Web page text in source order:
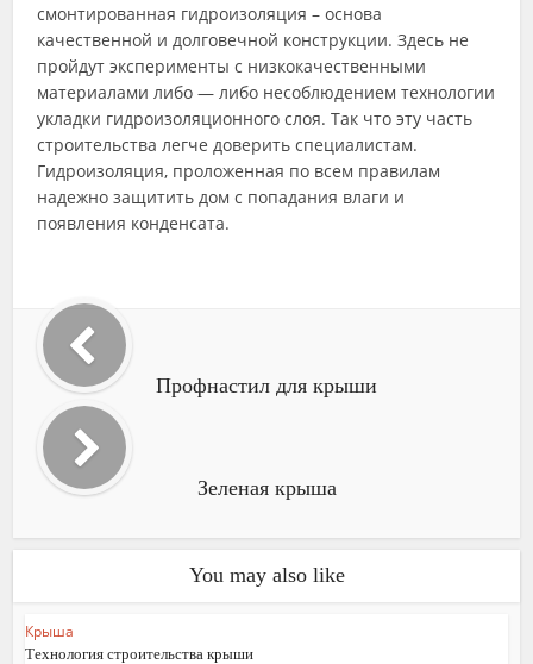
смонтированная гидроизоляция – основа
качественной и долговечной конструкции. Здесь не
пройдут эксперименты с низкокачественными
материалами либо — либо несоблюдением технологии
укладки гидроизоляционного слоя. Так что эту часть
строительства легче доверить специалистам.
Гидроизоляция, проложенная по всем правилам
надежно защитить дом с попадания влаги и
появления конденсата.
Профнастил для крыши
Зеленая крыша
You may also like
Крыша
Технология строительства крыши